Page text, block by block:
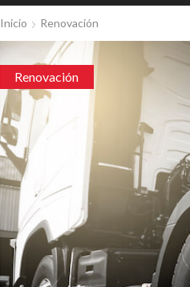
Inicio Renovación
Renovación